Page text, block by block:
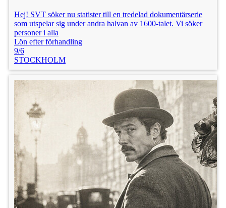
Hej! SVT söker nu statister till en tredelad dokumentärserie
som utspelar sig under andra halvan av 1600-talet. Vi söker
personer i alla
Lön efter förhandling
9/6
STOCKHOLM